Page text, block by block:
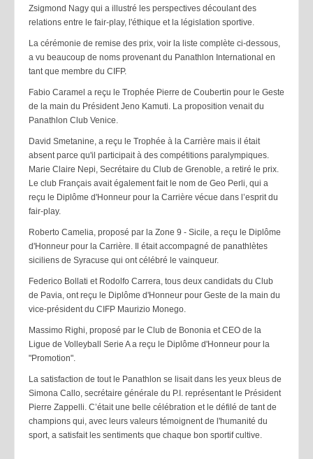
Zsigmond Nagy qui a illustré les perspectives découlant des
relations entre le fair-play, l'éthique et la législation sportive.
La cérémonie de remise des prix, voir la liste complète ci-dessous,
a vu beaucoup de noms provenant du Panathlon International en
tant que membre du CIFP.
Fabio Caramel a reçu le Trophée Pierre de Coubertin pour le Geste
de la main du Président Jeno Kamuti. La proposition venait du
Panathlon Club Venice.
David Smetanine, a reçu le Trophée à la Carrière mais il était
absent parce qu'il participait à des compétitions paralympiques.
Marie Claire Nepi, Secrétaire du Club de Grenoble, a retiré le prix.
Le club Français avait également fait le nom de Geo Perli, qui a
reçu le Diplôme d'Honneur pour la Carrière vécue dans l’esprit du
fair-play.
Roberto Camelia, proposé par la Zone 9 - Sicile, a reçu le Diplôme
d'Honneur pour la Carrière. Il était accompagné de panathlètes
siciliens de Syracuse qui ont célébré le vainqueur.
Federico Bollati et Rodolfo Carrera, tous deux candidats du Club
de Pavia, ont reçu le Diplôme d'Honneur pour Geste de la main du
vice-président du CIFP Maurizio Monego.
Massimo Righi, proposé par le Club de Bononia et CEO de la
Ligue de Volleyball Serie A a reçu le Diplôme d'Honneur pour la
"Promotion".
La satisfaction de tout le Panathlon se lisait dans les yeux bleus de
Simona Callo, secrétaire générale du P.I. représentant le Président
Pierre Zappelli. C’était une belle célébration et le défilé de tant de
champions qui, avec leurs valeurs témoignent de l'humanité du
sport, a satisfait les sentiments que chaque bon sportif cultive.